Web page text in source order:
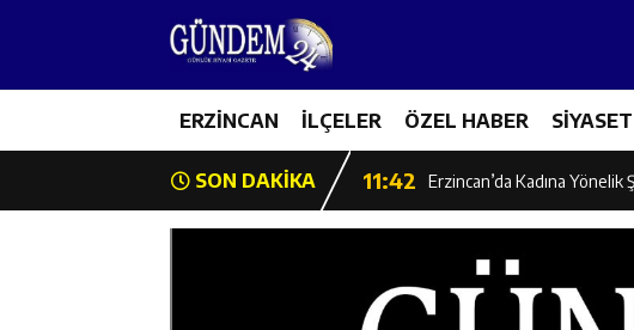
ERZİNCAN İLÇELER ÖZEL HABER SİYASET
SON DAKİKA
11:43 Erzincan İl Özel İdaresi Air
11:42 Erzincan’da Kadına
11:40 HSK Başkanvekili Fuzuli